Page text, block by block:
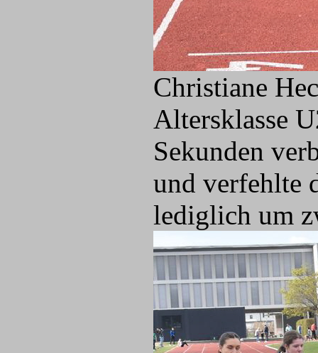
Christiane
Altersklasse
Sekunden
und verfehlte
lediglich um